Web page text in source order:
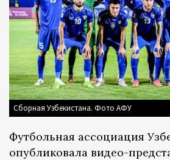
Сборная Узбекистана. Фото АФУ
Футбольная ассоциация
опубликовала видео-